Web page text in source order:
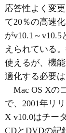
応答性よく変
て20％の高速
がv10.1～
えられている
使えるが、機
適化する必要は
Mac OS Xの
で、2001年リ
X v10.0はチー
CDとDVDの記